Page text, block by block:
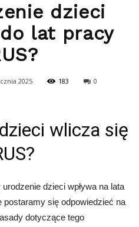
dzieci
lat pracy
2025 183 0
wlicza się
dzieci wpływa na lata
się odpowiedzieć na
dotyczące tego